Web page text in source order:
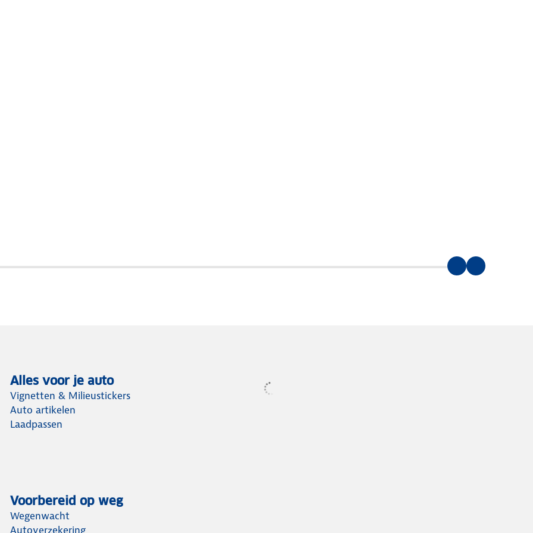
Alles voor je auto
Vignetten & Milieustickers
Auto artikelen
Laadpassen
Voorbereid op weg
Wegenwacht
Autoverzekering